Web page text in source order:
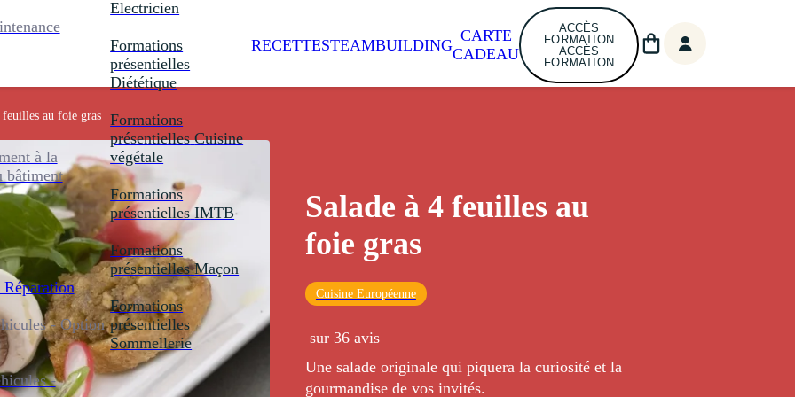
à la
bâtiment
- Option
-
Electricien
Formations
présentielles
Diététique
Formations
présentielles Cuisine
végétale
Formations
présentielles IMTB
Formations
présentielles Maçon
Formations
présentielles
Sommellerie
RECETTESTEAMBUILDING
CARTE
CADEAU
ACCÈS
FORMATION
ACCÈS
FORMATION
feuilles au foie gras
Salade à 4 feuilles au
foie gras
Cuisine Européenne
sur 36 avis
Une salade originale qui piquera la curiosité et la
gourmandise de vos invités.